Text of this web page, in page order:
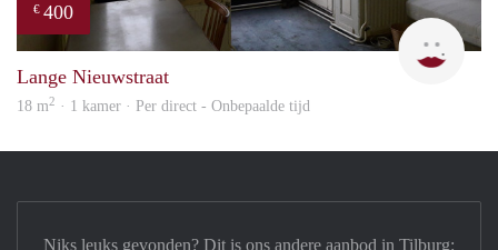
€ 400
Lizet
Lange Nieuwstraat
18 m2 · 1 kamer · Per direct - Onbepaalde tijd
Niks leuks gevonden? Dit is ons andere aanbod in Tilburg: